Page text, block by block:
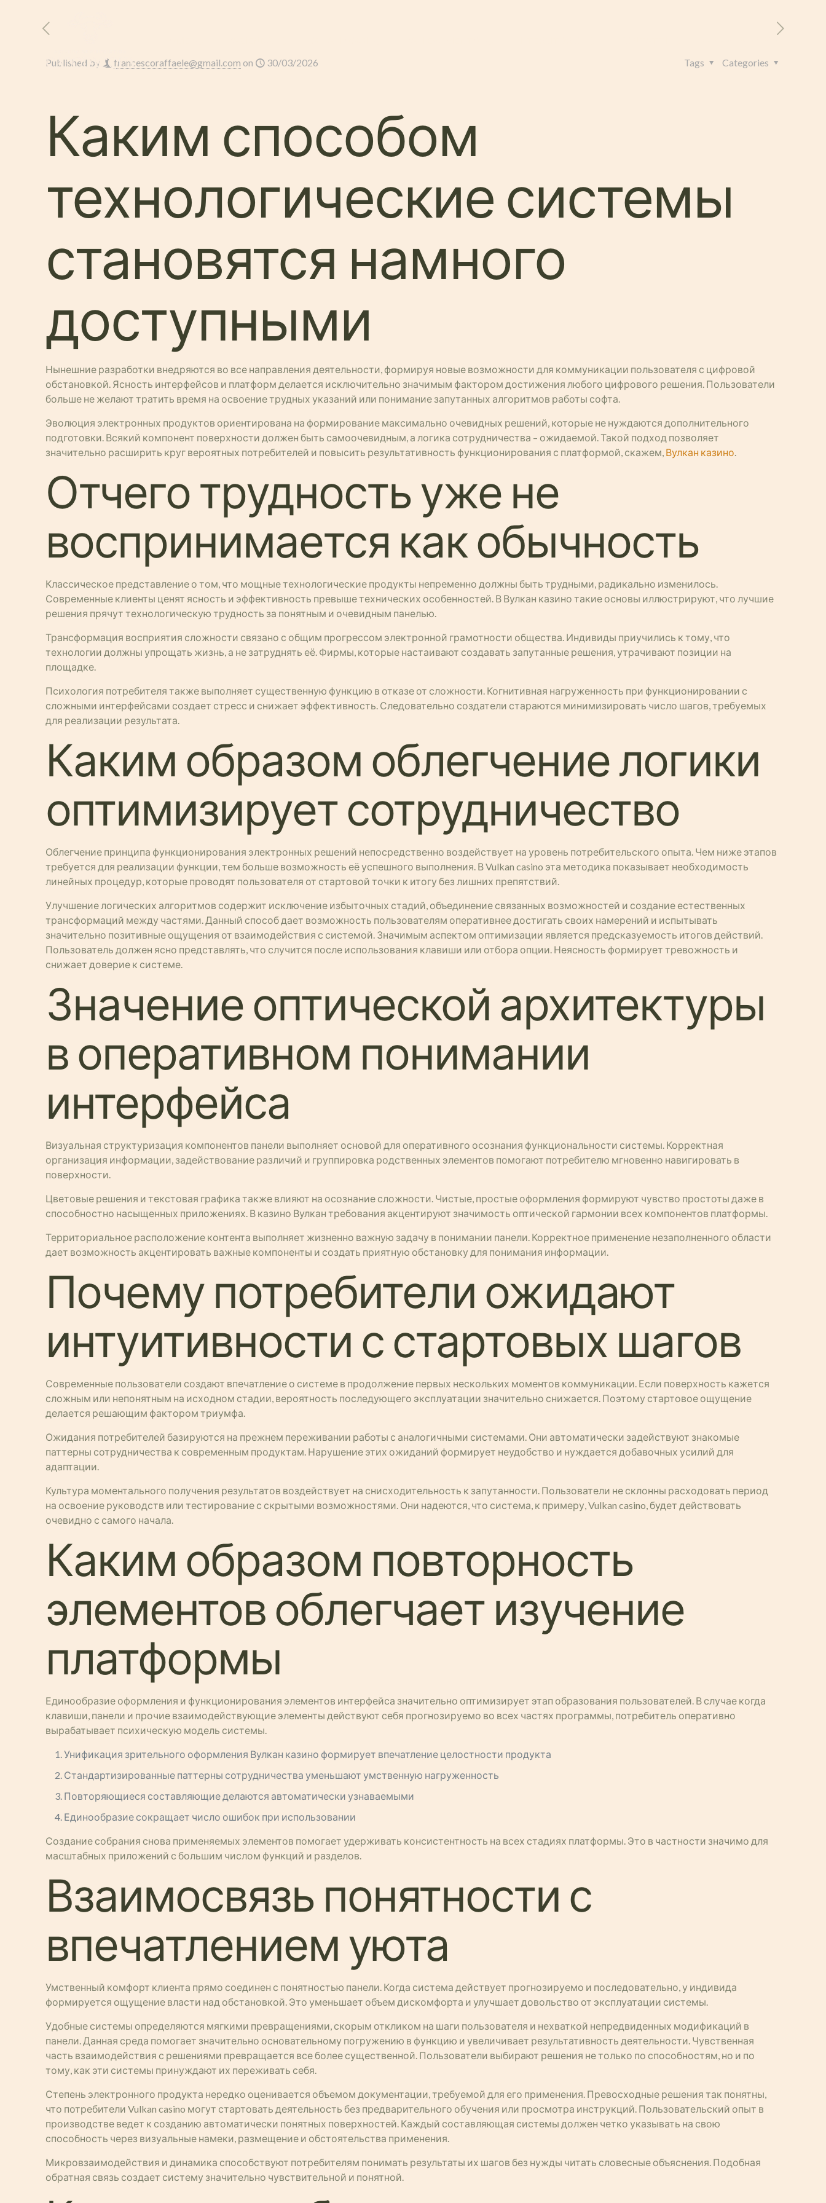
Published by francescoraffaele@gmail.com on 30/03/2026 Categories
Tags
Каким способом
технологические системы
становятся намного
доступными
Нынешние разработки внедряются во все направления деятельности, формируя новые возможности для коммуникации пользователя с цифровой
обстановкой. Ясность интерфейсов и платформ делается исключительно значимым фактором достижения любого цифрового решения. Пользователи
больше не желают тратить время на освоение трудных указаний или понимание запутанных алгоритмов работы софта.
Эволюция электронных продуктов ориентирована на формирование максимально очевидных решений, которые не нуждаются дополнительного
подготовки. Всякий компонент поверхности должен быть самоочевидным, а логика сотрудничества – ожидаемой. Такой подход позволяет
значительно расширить круг вероятных потребителей и повысить результативность функционирования с платформой, скажем, Вулкан казино.
Отчего трудность уже не
воспринимается как обычность
Классическое представление о том, что мощные технологические продукты непременно должны быть трудными, радикально изменилось.
Современные клиенты ценят ясность и эффективность превыше технических особенностей. В Вулкан казино такие основы иллюстрируют, что лучшие
решения прячут технологическую трудность за понятным и очевидным панелью.
Трансформация восприятия сложности связано с общим прогрессом электронной грамотности общества. Индивиды приучились к тому, что
технологии должны упрощать жизнь, а не затруднять её. Фирмы, которые настаивают создавать запутанные решения, утрачивают позиции на
площадке.
Психология потребителя также выполняет существенную функцию в отказе от сложности. Когнитивная нагруженность при функционировании с
сложными интерфейсами создает стресс и снижает эффективность. Следовательно создатели стараются минимизировать число шагов, требуемых
для реализации результата.
Каким образом облегчение логики
оптимизирует сотрудничество
Облегчение принципа функционирования электронных решений непосредственно воздействует на уровень потребительского опыта. Чем ниже этапов
требуется для реализации функции, тем больше возможность её успешного выполнения. В Vulkan casino эта методика показывает необходимость
линейных процедур, которые проводят пользователя от стартовой точки к итогу без лишних препятствий.
Улучшение логических алгоритмов содержит исключение избыточных стадий, объединение связанных возможностей и создание естественных
трансформаций между частями. Данный способ дает возможность пользователям оперативнее достигать своих намерений и испытывать
значительно позитивные ощущения от взаимодействия с системой. Значимым аспектом оптимизации является предсказуемость итогов действий.
Пользователь должен ясно представлять, что случится после использования клавиши или отбора опции. Неясность формирует тревожность и
снижает доверие к системе.
Значение оптической архитектуры
в оперативном понимании
интерфейса
Визуальная структуризация компонентов панели выполняет основой для оперативного осознания функциональности системы. Корректная
организация информации, задействование различий и группировка родственных элементов помогают потребителю мгновенно навигировать в
поверхности.
Цветовые решения и текстовая графика также влияют на осознание сложности. Чистые, простые оформления формируют чувство простоты даже в
способностно насыщенных приложениях. В казино Вулкан требования акцентируют значимость оптической гармонии всех компонентов платформы.
Территориальное расположение контента выполняет жизненно важную задачу в понимании панели. Корректное применение незаполненного области
дает возможность акцентировать важные компоненты и создать приятную обстановку для понимания информации.
Почему потребители ожидают
интуитивности с стартовых шагов
Современные пользователи создают впечатление о системе в продолжение первых нескольких моментов коммуникации. Если поверхность кажется
сложным или непонятным на исходном стадии, вероятность последующего эксплуатации значительно снижается. Поэтому стартовое ощущение
делается решающим фактором триумфа.
Ожидания потребителей базируются на прежнем переживании работы с аналогичными системами. Они автоматически задействуют знакомые
паттерны сотрудничества к современным продуктам. Нарушение этих ожиданий формирует неудобство и нуждается добавочных усилий для
адаптации.
Культура моментального получения результатов воздействует на снисходительность к запутанности. Пользователи не склонны расходовать период
на освоение руководств или тестирование с скрытыми возможностями. Они надеются, что система, к примеру, Vulkan casino, будет действовать
очевидно с самого начала.
Каким образом повторность
элементов облегчает изучение
платформы
Единообразие оформления и функционирования элементов интерфейса значительно оптимизирует этап образования пользователей. В случае когда
клавиши, панели и прочие взаимодействующие элементы действуют себя прогнозируемо во всех частях программы, потребитель оперативно
вырабатывает психическую модель системы.
Унификация зрительного оформления Вулкан казино формирует впечатление целостности продукта
Стандартизированные паттерны сотрудничества уменьшают умственную нагруженность
Повторяющиеся составляющие делаются автоматически узнаваемыми
Единообразие сокращает число ошибок при использовании
Создание собрания снова применяемых элементов помогает удерживать консистентность на всех стадиях платформы. Это в частности значимо для
масштабных приложений с большим числом функций и разделов.
Взаимосвязь понятности с
впечатлением уюта
Умственный комфорт клиента прямо соединен с понятностью панели. Когда система действует прогнозируемо и последовательно, у индивида
формируется ощущение власти над обстановкой. Это уменьшает объем дискомфорта и улучшает довольство от эксплуатации системы.
Удобные системы определяются мягкими превращениями, скорым откликом на шаги пользователя и нехваткой непредвиденных модификаций в
панели. Данная среда помогает значительно основательному погружению в функцию и увеличивает результативность деятельности. Чувственная
часть взаимодействия с решениями превращается все более существенной. Пользователи выбирают решения не только по способностям, но и по
тому, как эти системы принуждают их переживать себя.
Степень электронного продукта нередко оценивается объемом документации, требуемой для его применения. Превосходные решения так понятны,
что потребители Vulkan casino могут стартовать деятельность без предварительного обучения или просмотра инструкций. Пользовательский опыт в
производстве ведет к созданию автоматически понятных поверхностей. Каждый составляющая системы должен четко указывать на свою
способность через визуальные намеки, размещение и обстоятельства применения.
Микровзаимодействия и динамика способствуют потребителям понимать результаты их шагов без нужды читать словесные объяснения. Подобная
обратная связь создает систему значительно чувствительной и понятной.